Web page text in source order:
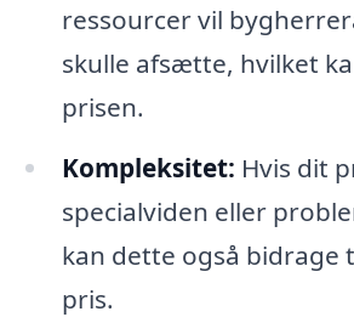
ressourcer vil
skulle afsætte, hvilket
prisen.
Kompleksitet: Hvis dit
specialviden eller
kan dette også bidrage
pris.